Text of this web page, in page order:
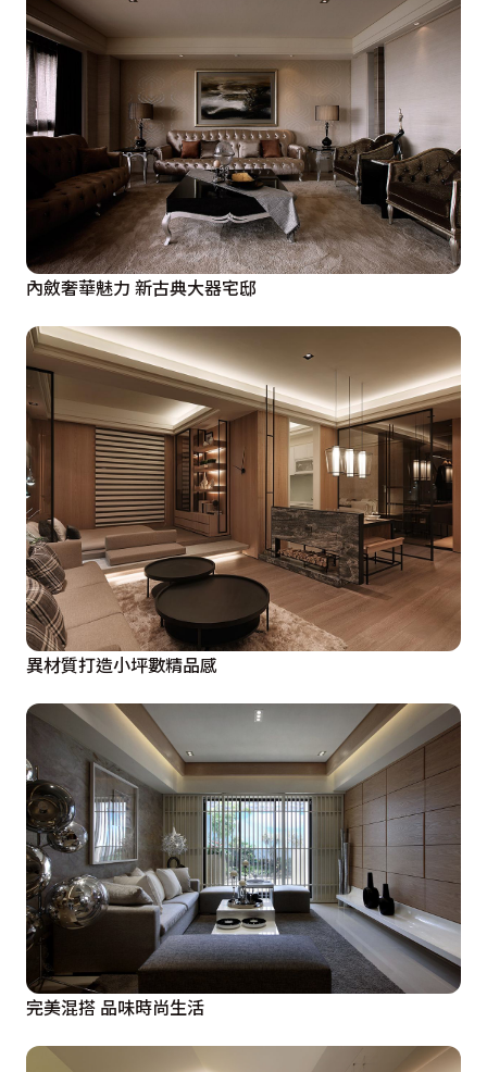
內斂奢華魅力 新古典大器宅邸
異材質打造小坪數精品感
完美混搭 品味時尚生活